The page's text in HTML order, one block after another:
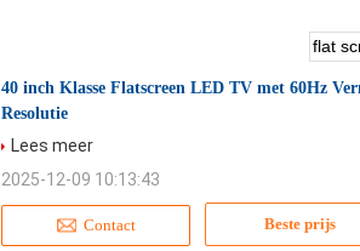
40 inch Klasse Flatscreen LED TV met 60Hz
Resolutie
Contact Beste prijs
Lees meer
2025-12-09 10:13:43